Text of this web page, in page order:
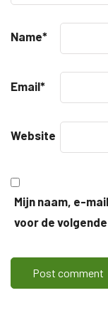
Name*
Email*
Website
Mijn naam, e-
voor de